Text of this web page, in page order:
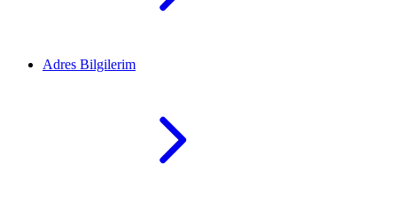
Adres Bilgilerim